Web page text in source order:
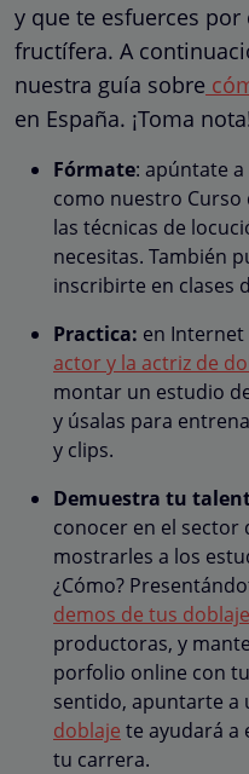
y que te esfuerces
fructífera. A
nuestra guía sobre
en España. ¡Toma
Fórmate: apúntate
como nuestro
las técnicas de
necesitas. También
inscribirte en clases
Practica: en Internet
actor y la actriz de
montar un estudio
y úsalas para
y clips.
Demuestra tu
conocer en el sector
mostrarles a los
¿Cómo?
demos de tus
productoras, y
porfolio online con
sentido, apuntarte a
doblaje te ayudará
tu carrera.